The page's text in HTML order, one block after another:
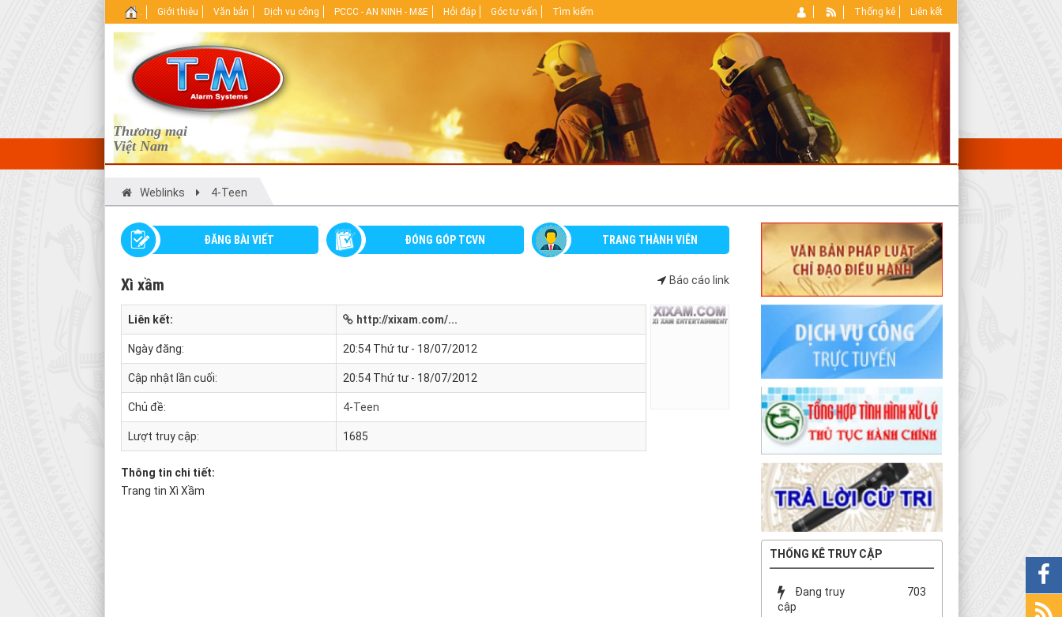
Thương mại
Việt Nam
. Giới thiệu Văn bản Dịch vụ công PCCC - AN NINH - M&E Hỏi đáp Góc tư vấn Tìm kiếm Thống kê Liên kết
Weblinks 4-Teen
ĐĂNG BÀI VIẾT ĐÓNG GÓP TCVN TRANG THÀNH VIÊN
Báo cáo link
Xì xầm
Liên kết: http://xixam.com/...
Ngày đăng: 20:54 Thứ tư - 18/07/2012
Cập nhật lần cuối: 20:54 Thứ tư - 18/07/2012
Chủ đề: 4-Teen
Lượt truy cập: 1685
Thông tin chi tiết:
Trang tin Xì Xầm
THỐNG KÊ TRUY CẬP
Đang truy
cập
703